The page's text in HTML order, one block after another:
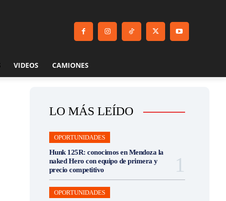
VIDEOS CAMIONES
LO MÁS LEÍDO
OPORTUNIDADES
Hunk 125R: conocimos en Mendoza la
naked Hero con equipo de primera y
precio competitivo
OPORTUNIDADES